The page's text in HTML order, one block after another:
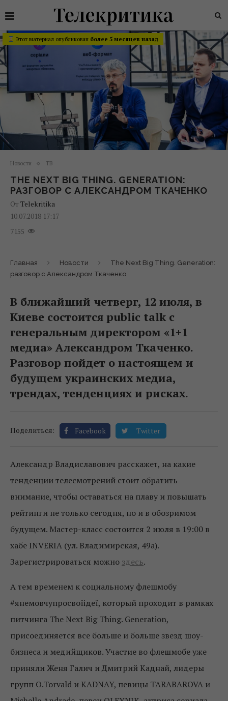
Этот материал опубликован более 5 месяцев назад
Новости ТВ
THE NEXT BIG THING. GENERATION:
РАЗГОВОР С АЛЕКСАНДРОМ ТКАЧЕНКО
От Telekritika
10.07.2018 17:17
7155
Главная Новости
The Next Big Thing. Generation:
разговор с Александром Ткаченко
В ближайший четверг, 12 июля, в
Киеве состоится public talk с
генеральным директором «1+1
медиа» Александром Ткаченко.
Разговор пойдет о настоящем и
будущем украинских медиа,
трендах, тенденциях и рисках.
Поделиться: Facebook Twitter
Александр Владиславович расскажет, на какие
тенденции телесмотрений стоит обратить
внимание, чтобы оставаться на плаву и повышать
рейтинги не только сегодня, но и в обозримом
будущем. Мастер-класс состоится 2 июля в 19:00 в
хабе INVERIA (ул. Владимирская, 49а).
Зарегистрироваться можно здесь.
А тем временем к социальному флешмобу
#янемовчупросвоїідеї, который проходит в рамках
питчинга The Next Big Thing. Generation,
присоединяется все больше и больше звезд шоу-
бизнеса и медийщиков. Участие во флешмобе уже
приняли Женя Галич и Дмитрий Каднай, лидеры
групп O.Torvald и KADNAY, певицы TARABAROVA и